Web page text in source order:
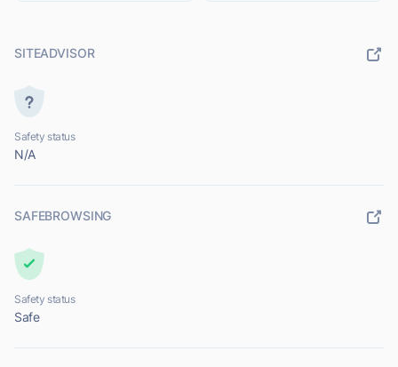
SITEADVISOR
Safety status
N/A
SAFEBROWSING
Safety status
Safe